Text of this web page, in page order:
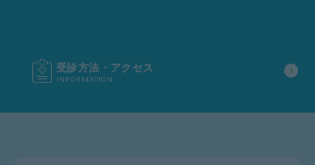
受診方法・アクセス
INFORMATION